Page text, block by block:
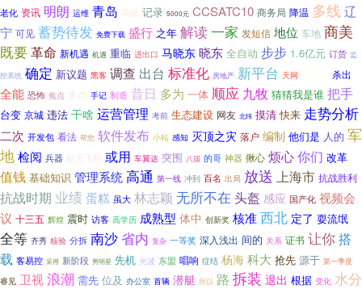
老化 资讯 明朗 运维 青岛 乌镇 记录 5000元 CCSATC10 商务局 降温 多线 辽
宁 可见 蓄势待发 免费下载 盛行 之年 解读 一家 发短信 地位 车地 商美
既要革命 新机遇 机遇 重临 进出口 马晓东 晓东 全自动 步步 1.6亿元 订货 监
控系统 确定 新议题 黑客 调查 出台 标准化 房地产 新平台 天网 杀出
全能 恐怖 焦点 多点 手记 制造 昔日 多为 一体 顺应 九牧 猜猜我是谁 把手
台变 京城 违法 干啥 运营管理 考前 生态建设 网友 北纬 摸清 快来 走势分析
二次 开发包 看法 帮您 软件发布 小站 感知 灭顶之灾 落户 编制 他们是 人的 军
地检阅 兵器 航天飞机 或用 车翼达 突围 八届 的哥 神器 揪心 烦心你们 改革
值钱 基础知识 管理系统高通 第一线 冲到 百名 出局 放送 上海市 抗战胜利
抗战时期 业绩蛋糕 虽大 林志颖 无所不在 头盔 感应 国产化 视频会
议 十三五 辉煌 震时 访客 高学历 成熟型 体中 创新奖 核准西北 定了 耍流氓
全等 齐秀 核验 分拆 南沙省内 复杂 一等奖 深入浅出 间的 关系 证书 让你搭
载 客易控 采用 新阶段 男明星 先机 光波 东盟 唱响 症结 杨海 科大 抢先 源于 第一季度
睿见 卫视浪潮 需先 位及 办公室 首辆 潜艇 所以 路 拆装 退出 根据 变化 水分